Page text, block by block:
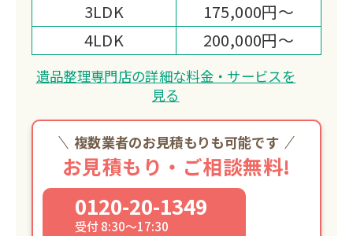
3LDK
175,000円～
4LDK
200,000円～
遺品整理専門店の詳細な料金・サービスを
見る
複数業者のお見積もりも可能です
お見積もり・ご相談無料!
0120-20-1349
受付 8:30～17:30